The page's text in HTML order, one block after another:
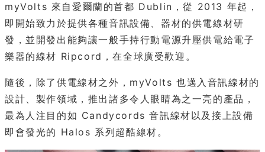
myVolts 來自愛爾蘭的首都 Dublin，從 2013 年起，
即開始致力於提供各種音訊設備、器材的供電線材研
發，並開發出能夠讓一般手持行動電源升壓供電給電子
樂器的線材 Ripcord，在全球廣受歡迎。
隨後，除了供電線材之外，myVolts 也邁入音訊線材的
設計、製作領域，推出諸多令人眼睛為之一亮的產品，
最為人注目的如 Candycords 音訊線材以及接上設備
即會發光的 Halos 系列超酷線材。